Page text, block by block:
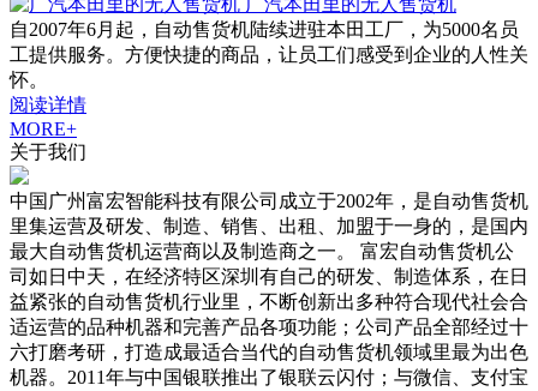
广汽本田里的无人售货机
自2007年6月起，自动售货机陆续进驻本田工厂，为5000名员
工提供服务。方便快捷的商品，让员工们感受到企业的人性关
怀。
阅读详情
MORE+
关于我们
中国广州富宏智能科技有限公司成立于2002年，是自动售货机
里集运营及研发、制造、销售、出租、加盟于一身的，是国内
最大自动售货机运营商以及制造商之一。 富宏自动售货机公
司如日中天，在经济特区深圳有自己的研发、制造体系，在日
益紧张的自动售货机行业里，不断创新出多种符合现代社会合
适运营的品种机器和完善产品各项功能；公司产品全部经过十
六打磨考研，打造成最适合当代的自动售货机领域里最为出色
机器。2011年与中国银联推出了银联云闪付；与微信、支付宝